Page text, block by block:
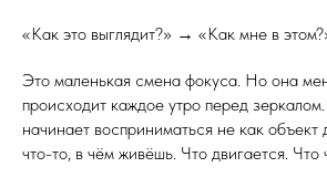
«Как это выглядит?» → «Как мне в
Это маленькая смена фокуса. Но она
происходит каждое утро перед
начинает восприниматься не как объект
что-то, в чём живёшь. Что двигается. Что